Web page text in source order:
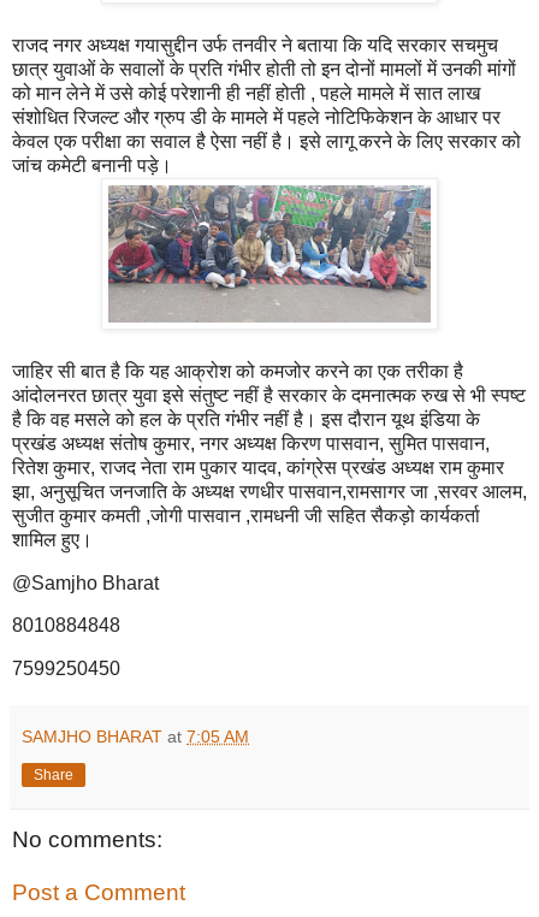
राजद नगर अध्यक्ष गयासुद्दीन उर्फ तनवीर ने बताया कि यदि सरकार सचमुच
छात्र युवाओं के सवालों के प्रति गंभीर होती तो इन दोनों मामलों में उनकी मांगों
को मान लेने में उसे कोई परेशानी ही नहीं होती , पहले मामले में सात लाख
संशोधित रिजल्ट और ग्रुप डी के मामले में पहले नोटिफिकेशन के आधार पर
केवल एक परीक्षा का सवाल है ऐसा नहीं है। इसे लागू करने के लिए सरकार को
जांच कमेटी बनानी पड़े।
जाहिर सी बात है कि यह आक्रोश को कमजोर करने का एक तरीका है
आंदोलनरत छात्र युवा इसे संतुष्ट नहीं है सरकार के दमनात्मक रुख से भी स्पष्ट
है कि वह मसले को हल के प्रति गंभीर नहीं है। इस दौरान यूथ इंडिया के
प्रखंड अध्यक्ष संतोष कुमार, नगर अध्यक्ष किरण पासवान, सुमित पासवान,
रितेश कुमार, राजद नेता राम पुकार यादव, कांग्रेस प्रखंड अध्यक्ष राम कुमार
झा, अनुसूचित जनजाति के अध्यक्ष रणधीर पासवान,रामसागर जा ,सरवर आलम,
सुजीत कुमार कमती ,जोगी पासवान ,रामधनी जी सहित सैकड़ो कार्यकर्ता
शामिल हुए।
@Samjho Bharat
8010884848
7599250450
SAMJHO BHARAT at 7:05 AM
Share
No comments:
Post a Comment